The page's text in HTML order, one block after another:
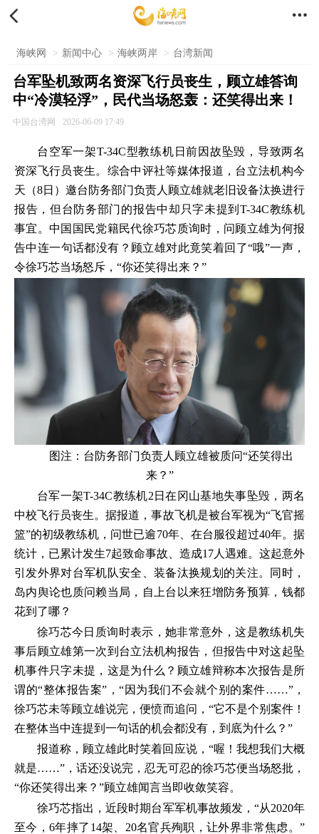
 
海峡网 > 新闻中心 > 海峡两岸 > 台湾新闻
台军坠机致两名资深飞行员丧生，顾立雄答询
中“冷漠轻浮”，民代当场怒轰：还笑得出来！
中国台湾网 2026-06-09 17:49
台空军一架T-34C型教练机日前因故坠毁，导致两名
资深飞行员丧生。综合中评社等媒体报道，台立法机构今
天（8日）邀台防务部门负责人顾立雄就老旧设备汰换进行
报告，但台防务部门的报告中却只字未提到T-34C教练机
事宜。中国国民党籍民代徐巧芯质询时，问顾立雄为何报
告中连一句话都没有？顾立雄对此竟笑着回了“哦”一声，
令徐巧芯当场怒斥，“你还笑得出来？”
图注：台防务部门负责人顾立雄被质问“还笑得出
来？”
台军一架T-34C教练机2日在冈山基地失事坠毁，两名
中校飞行员丧生。据报道，事故飞机是被台军视为“飞官摇
篮”的初级教练机，问世已逾70年、在台服役超过40年。据
统计，已累计发生7起致命事故、造成17人遇难。这起意外
引发外界对台军机队安全、装备汰换规划的关注。同时，
岛内舆论也质问赖当局，自上台以来狂增防务预算，钱都
花到了哪？
徐巧芯今日质询时表示，她非常意外，这是教练机失
事后顾立雄第一次到台立法机构报告，但报告中对这起坠
机事件只字未提，这是为什么？顾立雄辩称本次报告是所
谓的“整体报告案”，“因为我们不会就个别的案件……”，
徐巧芯未等顾立雄说完，便愤而追问，“它不是个别案件！
在整体当中连提到一句话的机会都没有，到底为什么？”
报道称，顾立雄此时笑着回应说，“喔！我想我们大概
就是……”，话还没说完，忍无可忍的徐巧芯便当场怒批，
“你还笑得出来？”顾立雄闻言当即收敛笑容。
徐巧芯指出，近段时期台军军机事故频发，“从2020年
至今，6年摔了14架、20名官兵殉职，让外界非常焦虑。”